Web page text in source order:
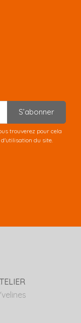
S’abonner
trouverez pour cela
du site.